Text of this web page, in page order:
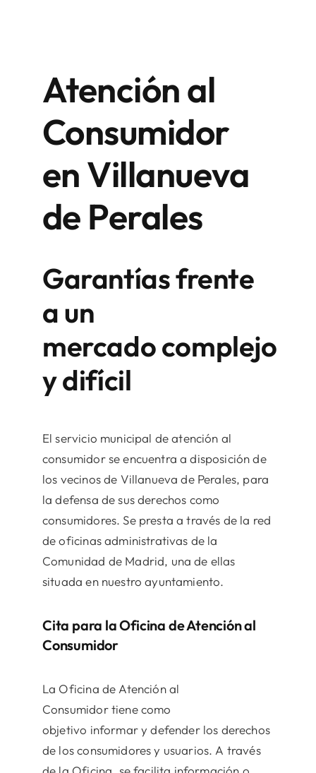
Atención al
Consumidor
en Villanueva
de Perales
Garantías frente
a un
mercado complejo
y difícil
El servicio municipal de atención al
consumidor se encuentra a disposición de
los vecinos de Villanueva de Perales, para
la defensa de sus derechos como
consumidores. Se presta a través de la red
de oficinas administrativas de la
Comunidad de Madrid, una de ellas
situada en nuestro ayuntamiento.
Cita para la Oficina de Atención al
Consumidor
La Oficina de Atención al
Consumidor tiene como
objetivo informar y defender los derechos
de los consumidores y usuarios. A través